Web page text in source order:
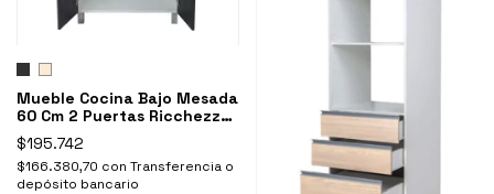
Mueble Cocina Bajo Mesada
60 Cm 2 Puertas Ricchezze
Potenza
$195.742
$166.380,70 con Transferencia o
depósito bancario